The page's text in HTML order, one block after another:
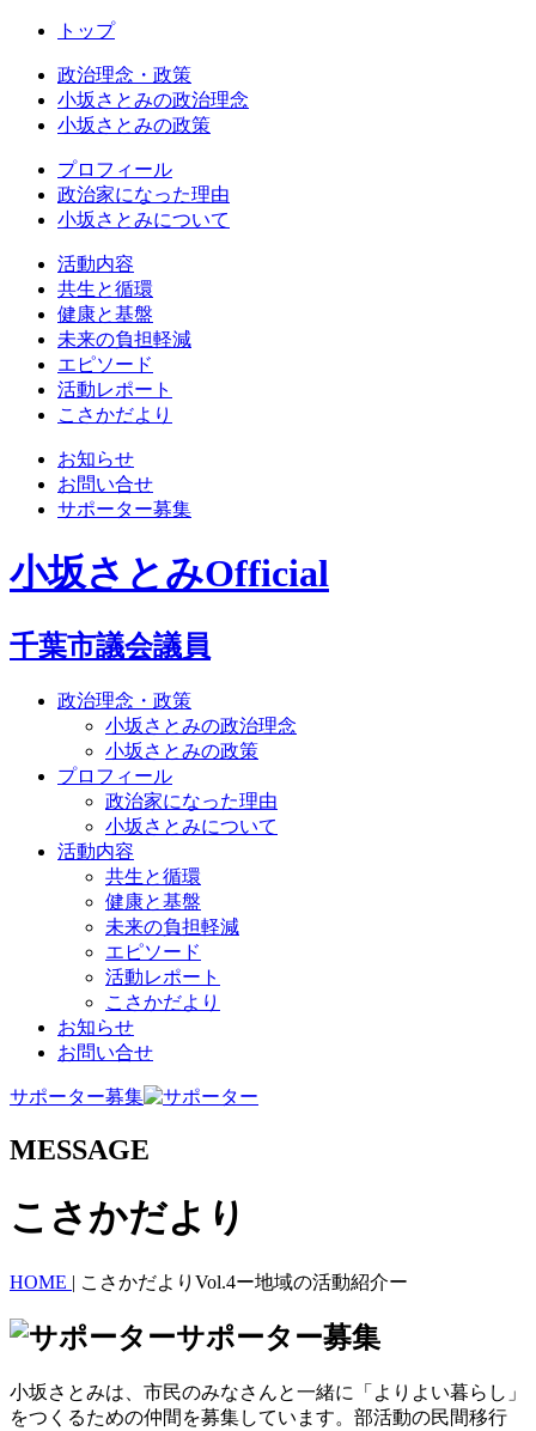
トップ
政治理念・政策
小坂さとみの政治理念
小坂さとみの政策
プロフィール
政治家になった理由
小坂さとみについて
活動内容
共生と循環
健康と基盤
未来の負担軽減
エピソード
活動レポート
こさかだより
お知らせ
お問い合せ
サポーター募集
小坂さとみOfficial
千葉市議会議員
政治理念・政策
小坂さとみの政治理念
小坂さとみの政策
プロフィール
政治家になった理由
小坂さとみについて
活動内容
共生と循環
健康と基盤
未来の負担軽減
エピソード
活動レポート
こさかだより
お知らせ
お問い合せ
サポーター募集
MESSAGE
こさかだより
HOME | こさかだよりVol.4ー地域の活動紹介ー
サポーター募集
小坂さとみは、市民のみなさんと一緒に「よりよい暮らし」
をつくるための仲間を募集しています。部活動の民間移行